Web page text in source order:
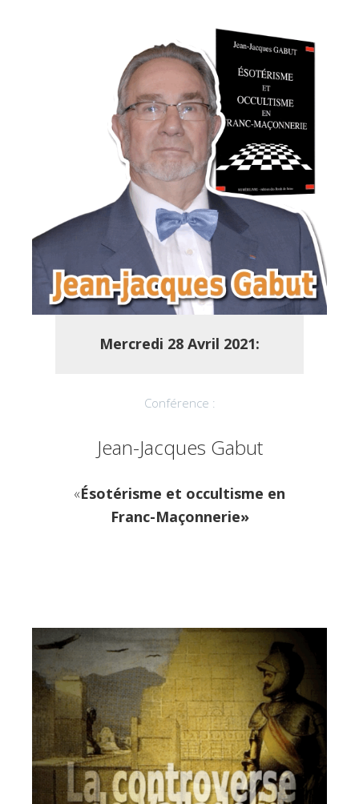
Mercredi 28 Avril 2021:
Conférence :
Jean-Jacques Gabut
«Ésotérisme et occultisme en
Franc-Maçonnerie»